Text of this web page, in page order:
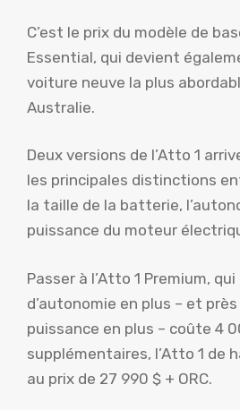
C’est le prix du modèle de
Essential, qui devient
voiture neuve la plus
Australie.
Deux versions de l’Atto 1
les principales distinctions
la taille de la batterie,
puissance du moteur
Passer à l’Atto 1 Premium, qui
d’autonomie en plus – et
puissance en plus – coûte 4
supplémentaires, l’Atto 1 de
au prix de 27 990 $ + ORC.